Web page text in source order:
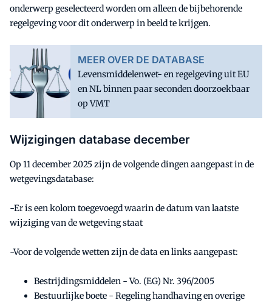
onderwerp geselecteerd worden om alleen de bijbehorende
regelgeving voor dit onderwerp in beeld te krijgen.
MEER OVER DE DATABASE
Levensmiddelenwet- en regelgeving uit EU
en NL binnen paar seconden doorzoekbaar
op VMT
Wijzigingen database december
Op 11 december 2025 zijn de volgende dingen aangepast in de
wetgevingsdatabase:
-Er is een kolom toegevoegd waarin de datum van laatste
wijziging van de wetgeving staat
-Voor de volgende wetten zijn de data en links aangepast:
Bestrijdingsmiddelen - Vo. (EG) Nr. 396/2005
Bestuurlijke boete - Regeling handhaving en overige